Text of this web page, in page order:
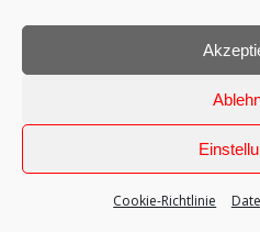
Cookie-Richtlinie
Tel: 0641 /
Fax: 0641 /
E-Mail: